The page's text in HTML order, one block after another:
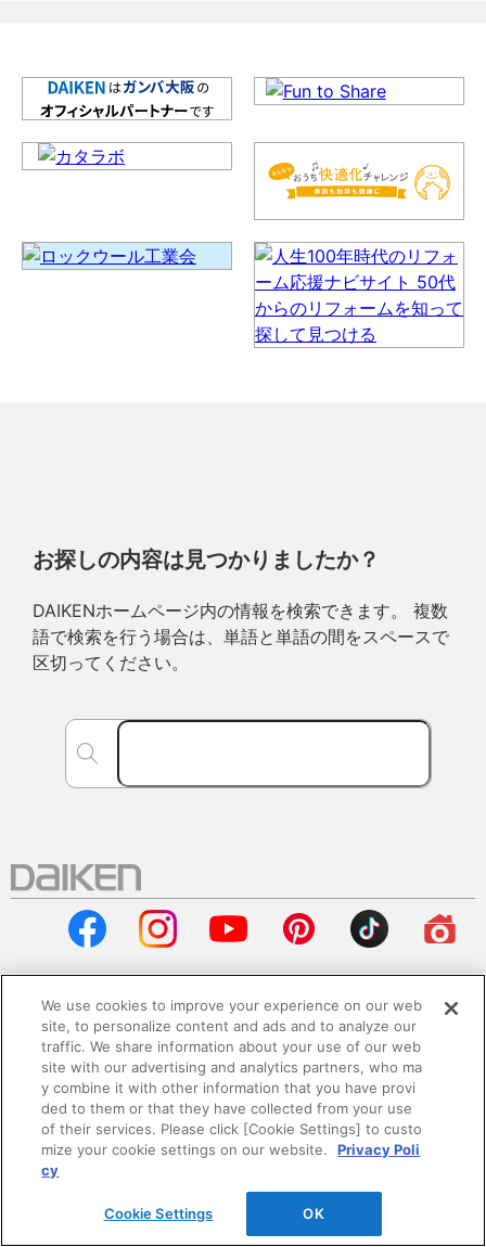
お探しの内容は見つかりましたか？
DAIKENホームページ内の情報を検索できます。 複数
語で検索を行う場合は、単語と単語の間をスペースで
区切ってください。
会社情報
企業情報
サステナビリティ
採用情報
We use cookies to improve your experience on our web
site, to personalize content and ads and to analyze our
traffic. We share information about your use of our web
site with our advertising and analytics partners, who ma
y combine it with other information that you have provi
ded to them or that they have collected from your use
of their services. Please click [Cookie Settings] to custo
mize your cookie settings on our website.
Privacy Poli
cy
Cookie Settings OK